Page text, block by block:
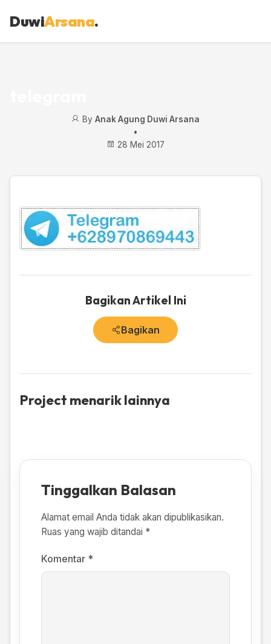
DuwiArsana.
By Anak Agung Duwi Arsana
•
28 Mei 2017
Bagikan Artikel Ini
Bagikan
Project menarik lainnya
Tinggalkan Balasan
Alamat email Anda tidak akan dipublikasikan.
Ruas yang wajib ditandai *
Komentar *